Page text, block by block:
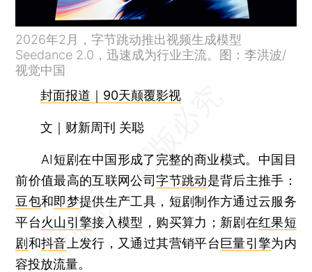
2026年2月，字节跳动推出视频生成模型
Seedance 2.0，迅速成为行业主流。图：李洪波/
视觉中国
封面报道｜90天颠覆影视
文｜财新周刊 关聪
AI短剧在中国形成了完整的商业模式。中国目
前价值最高的互联网公司字节跳动是背后主推手：
豆包和即梦提供生产工具，短剧制作方通过云服务
平台火山引擎接入模型，购买算力；新剧在红果短
剧和抖音 上发行，又通过其营销平台巨量引擎为内
容投放流量。